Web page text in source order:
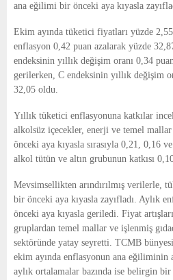
ana eğilimi bir önceki aya kıyasla
Ekim ayında tüketici fiyatları yüzde
enflasyon 0,42 puan azalarak yüzde
endeksinin yıllık değişim oranı 0,34
gerilerken, C endeksinin yıllık değişim
32,05 oldu.
Yıllık tüketici enflasyonuna katkılar
alkolsüz içecekler, enerji ve temel mallar
önceki aya kıyasla sırasıyla 0,21, 0,16
alkol tütün ve altın grubunun katkısı
Mevsimsellikten arındırılmış verilerle,
bir önceki aya kıyasla zayıfladı. Aylık
önceki aya kıyasla geriledi. Fiyat
gruplardan temel mallar ve işlenmiş
sektöründe yatay seyretti. TCMB
ekim ayında enflasyonun ana eğiliminin
aylık ortalamalar bazında ise belirgin